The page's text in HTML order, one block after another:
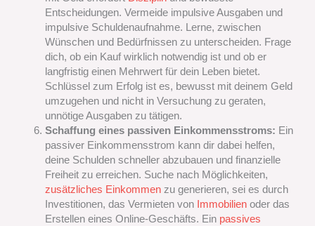
Entscheidungen. Vermeide impulsive Ausgaben und
impulsive Schuldenaufnahme. Lerne, zwischen
Wünschen und Bedürfnissen zu unterscheiden. Frage
dich, ob ein Kauf wirklich notwendig ist und ob er
langfristig einen Mehrwert für dein Leben bietet.
Schlüssel zum Erfolg ist es, bewusst mit deinem Geld
umzugehen und nicht in Versuchung zu geraten,
unnötige Ausgaben zu tätigen.
Schaffung eines passiven Einkommensstroms: Ein
passiver Einkommensstrom kann dir dabei helfen,
deine Schulden schneller abzubauen und finanzielle
Freiheit zu erreichen. Suche nach Möglichkeiten,
zusätzliches Einkommenzu generieren, sei es durch
Investitionen, das Vermieten von Immobilienoder das
Erstellen eines Online-Geschäfts. Ein passives